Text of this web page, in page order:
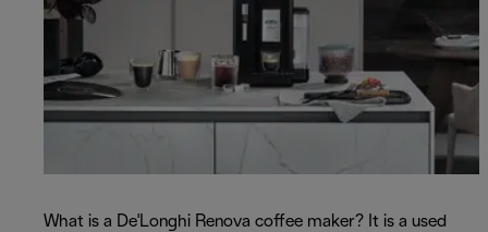
What is a De'Longhi Renova coffee maker? It is a used